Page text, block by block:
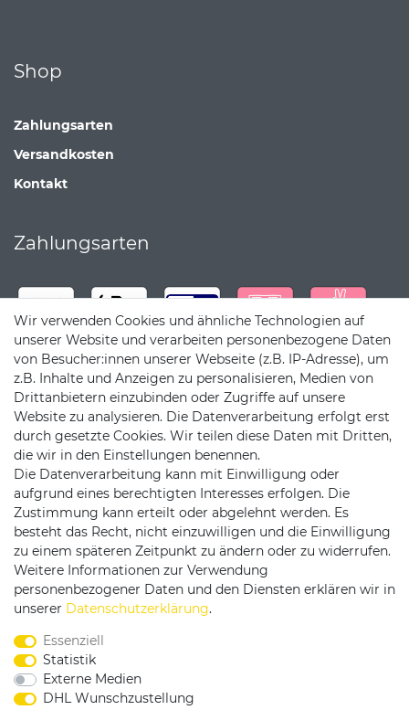
Shop
Zahlungsarten
Versandkosten
Kontakt
Zahlungsarten
Versandpartner
Service & Kontakt
Rufen Sie uns an unter:
0375 - 21459172
Wir verwenden Cookies und ähnliche Technologien auf
unserer Website und verarbeiten personenbezogene Daten
von Besucher:innen unserer Webseite (z.B. IP-Adresse), um
z.B. Inhalte und Anzeigen zu personalisieren, Medien von
Drittanbietern einzubinden oder Zugriffe auf unsere
Website zu analysieren. Die Datenverarbeitung erfolgt erst
durch gesetzte Cookies. Wir teilen diese Daten mit Dritten,
die wir in den Einstellungen benennen.
Die Datenverarbeitung kann mit Einwilligung oder
aufgrund eines berechtigten Interesses erfolgen. Die
Zustimmung kann erteilt oder abgelehnt werden. Es
besteht das Recht, nicht einzuwilligen und die Einwilligung
zu einem späteren Zeitpunkt zu ändern oder zu widerrufen.
Weitere Informationen zur Verwendung
personenbezogener Daten und den Diensten erklären wir in
unserer Daten­schutz­erklärung.
Essenziell
Statistik
Externe Medien
DHL Wunschzustellung